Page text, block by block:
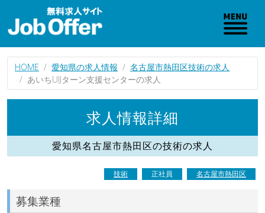
HOME 愛知県の求人情報
名古屋市熱田区技術の求人
あいちUIJターン支援センターの求人
求人情報詳細
愛知県名古屋市熱田区の技術の求人
技術 正社員 名古屋市熱田区
募集業種